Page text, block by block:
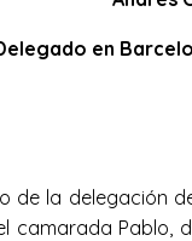
en
de la delegación
camarada Pablo,